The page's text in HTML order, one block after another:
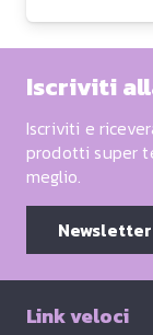
Iscriviti
Iscriviti e
prodotti super
meglio.
Newsletter
Link veloci